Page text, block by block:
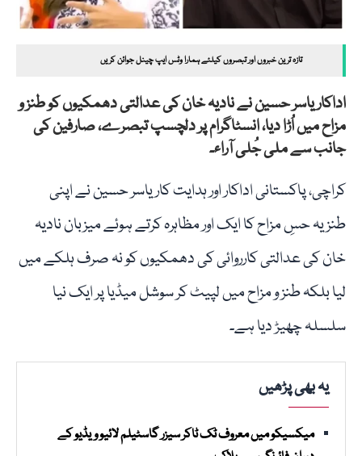
تازہ ترین خبروں اور تبصروں کیلئے ہمارا وٹس ایپ چینل جوائن کریں
اداکار یاسر حسین نے نادیہ خان کی عدالتی دھمکیوں کو طنز و
مزاح میں اُڑا دیا، انسٹاگرام پر دلچسپ تبصرے، صارفین کی
جانب سے ملی جُلی آراء۔
کراچی، پاکستانی اداکار اور ہدایت کار یاسر حسین نے اپنی
طنزیہ حسِ مزاح کا ایک اور مظاہرہ کرتے ہوئے میزبان نادیہ
خان کی عدالتی کارروائی کی دھمکیوں کو نہ صرف ہلکے میں
لیا بلکہ طنز و مزاح میں لپیٹ کر سوشل میڈیا پر ایک نیا
سلسلہ چھیڑ دیا ہے۔
یہ بھی پڑھیں
میکسیکو میں معروف ٹک ٹاکر سیزر گاسٹیلم لائیو ویڈیو کے